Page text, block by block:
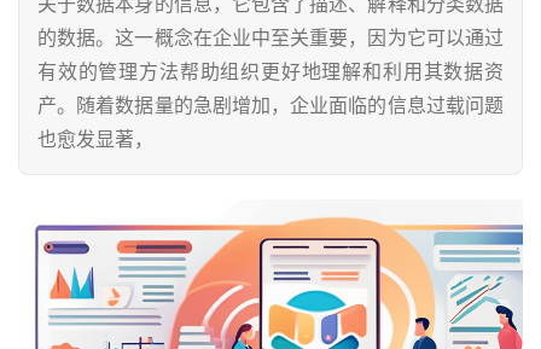
的数据。这一概念在企业中至关重要，因为它可以通过
有效的管理方法帮助组织更好地理解和利用其数据资
产。随着数据量的急剧增加，企业面临的信息过载问题
也愈发显著，